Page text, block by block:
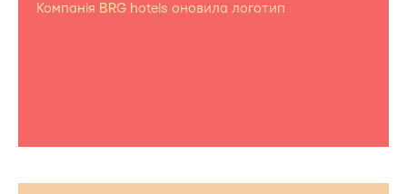
Компанія BRG hotels оновила логотип